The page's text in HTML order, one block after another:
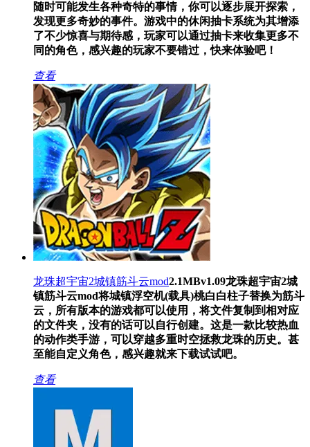
随时可能发生各种奇特的事情，你可以逐步展开探索，
发现更多奇妙的事件。游戏中的休闲抽卡系统为其增添
了不少惊喜与期待感，玩家可以通过抽卡来收集更多不
同的角色，感兴趣的玩家不要错过，快来体验吧！
查看
龙珠超宇宙2城镇筋斗云mod2.1MBv1.09龙珠超宇宙2城
镇筋斗云mod将城镇浮空机(载具)桃白白柱子替换为筋斗
云，所有版本的游戏都可以使用，将文件复制到相对应
的文件夹，没有的话可以自行创建。这是一款比较热血
的动作类手游，可以穿越多重时空拯救龙珠的历史。甚
至能自定义角色，感兴趣就来下载试试吧。
查看